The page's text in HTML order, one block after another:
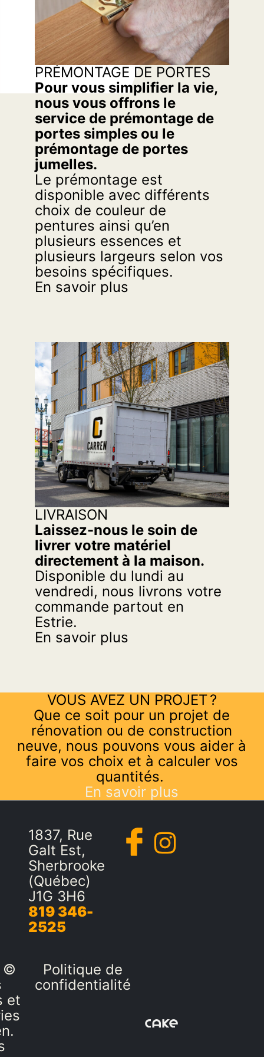
PRÉMONTAGE DE PORTES
Pour vous simplifier la vie,
nous vous offrons le
service de prémontage de
portes simples ou le
prémontage de portes
jumelles.
Le prémontage est
disponible avec différents
choix de couleur de
pentures ainsi qu’en
plusieurs essences et
plusieurs largeurs selon vos
besoins spécifiques.
En savoir plus
LIVRAISON
Laissez-nous le soin de
livrer votre matériel
directement à la maison.
Disponible du lundi au
vendredi, nous livrons votre
commande partout en
Estrie.
En savoir plus
VOUS AVEZ UN PROJET ?
Que ce soit pour un projet de
rénovation ou de construction
neuve, nous pouvons vous aider à
faire vos choix et à calculer vos
quantités.
En savoir plus
1837, Rue
Galt Est,
Sherbrooke
(Québec)
J1G 3H6
819 346-
2525
©
et
Politique de
confidentialité